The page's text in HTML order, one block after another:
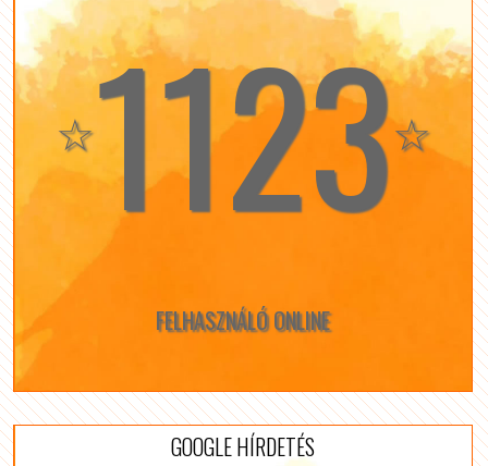
☆1123☆
FELHASZNÁLÓ ONLINE
GOOGLE HÍRDETÉS